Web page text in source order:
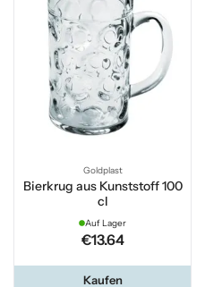
Goldplast
Bierkrug aus Kunststoff 100
cl
Auf Lager
€13.64
Kaufen